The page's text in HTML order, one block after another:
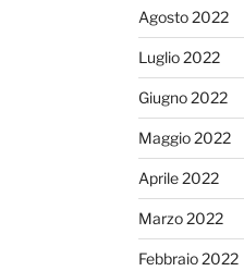
Agosto 2022
Luglio 2022
Giugno 2022
Maggio 2022
Aprile 2022
Marzo 2022
Febbraio 2022